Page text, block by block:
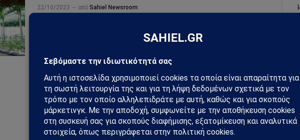
22/10/2023 από Sahiel Newsroom
πρόκειται για ένα ασυνήθιστο φυτό, ή καλύτερα για έναν